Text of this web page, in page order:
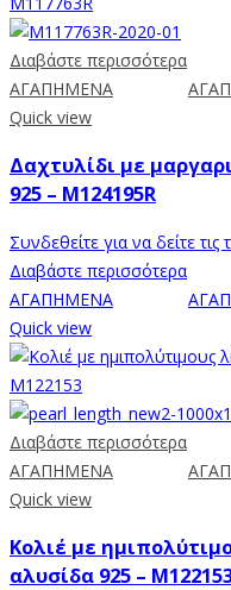
Διαβάστε περισσότερα
ΑΓΑΠΗΜΕΝΑ
Quick view
Δαχτυλίδι με
925 – M124195R
Συνδεθείτε για να δείτε τις
Διαβάστε περισσότερα
ΑΓΑΠΗΜΕΝΑ
Quick view
Διαβάστε περισσότερα
ΑΓΑΠΗΜΕΝΑ
Quick view
Κολιέ με
αλυσίδα 925 –